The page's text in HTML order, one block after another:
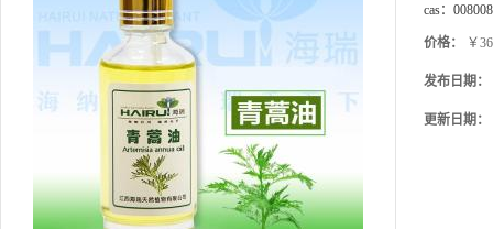
cas：
价格： ￥
发布日期：
更新日期：